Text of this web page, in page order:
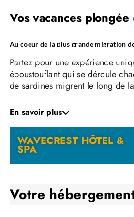
Vos vacances plongée
Au coeur de la plus grande migration
Partez pour une expérience
époustouflant qui se déroule
de sardines migrent le long de
dans l’océan. Ce phénomène
et palpitant qui ravit les
Le « Sardine Run » est plus
centaines, qui s’adonnent à un
Bassan et les albatros,
Les baleines à bosse et les
Votre aventure de six jours sur
snorkeling, où vous pourrez
dicté par les conditions
En savoir plus
WAVECREST HÔTEL &
SPA
Votre